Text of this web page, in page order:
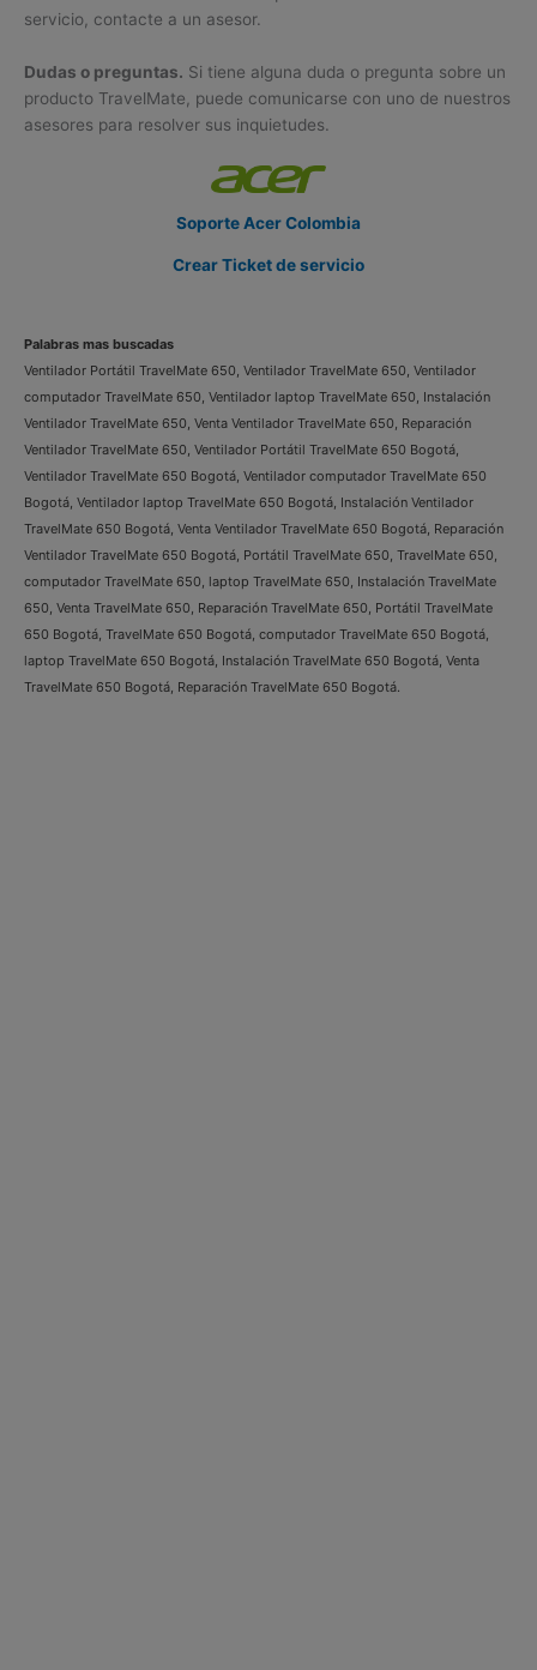
servicio, contacte a un asesor.
Dudas o preguntas. Si tiene alguna duda o pregunta sobre un
producto TravelMate, puede comunicarse con uno de nuestros
asesores para resolver sus inquietudes.
Soporte Acer Colombia
Crear Ticket de servicio
Palabras mas buscadas
Ventilador Portátil TravelMate 650, Ventilador TravelMate 650, Ventilador
computador TravelMate 650, Ventilador laptop TravelMate 650, Instalación
Ventilador TravelMate 650, Venta Ventilador TravelMate 650, Reparación
Ventilador TravelMate 650, Ventilador Portátil TravelMate 650 Bogotá,
Ventilador TravelMate 650 Bogotá, Ventilador computador TravelMate 650
Bogotá, Ventilador laptop TravelMate 650 Bogotá, Instalación Ventilador
TravelMate 650 Bogotá, Venta Ventilador TravelMate 650 Bogotá, Reparación
Ventilador TravelMate 650 Bogotá, Portátil TravelMate 650, TravelMate 650,
computador TravelMate 650, laptop TravelMate 650, Instalación TravelMate
650, Venta TravelMate 650, Reparación TravelMate 650, Portátil TravelMate
650 Bogotá, TravelMate 650 Bogotá, computador TravelMate 650 Bogotá,
laptop TravelMate 650 Bogotá, Instalación TravelMate 650 Bogotá, Venta
TravelMate 650 Bogotá, Reparación TravelMate 650 Bogotá.